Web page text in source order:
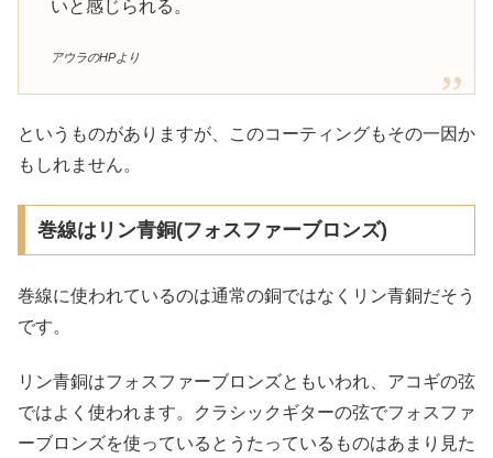
いと感じられる。
アウラのHPより
というものがありますが、このコーティングもその一因か
もしれません。
巻線はリン青銅(フォスファーブロンズ)
巻線に使われているのは通常の銅ではなくリン青銅だそう
です。
リン青銅はフォスファーブロンズともいわれ、アコギの弦
ではよく使われます。クラシックギターの弦でフォスファ
ーブロンズを使っているとうたっているものはあまり見た